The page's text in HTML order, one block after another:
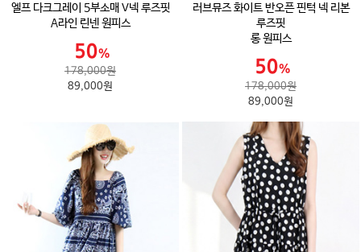
엘프 다크그레이 5부소매 V넥 루즈핏
A라인 린넨 원피스
178,000원
89,000원
러브뮤즈 화이트 반오픈 핀턱 넥 리본
루즈핏
롱 원피스
178,000원
89,000원